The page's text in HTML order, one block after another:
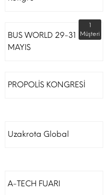
BUS WORLD 29-31
MAYIS
1
Müşteri
PROPOLİS KONGRESİ
Uzakrota Global
A-TECH FUARI